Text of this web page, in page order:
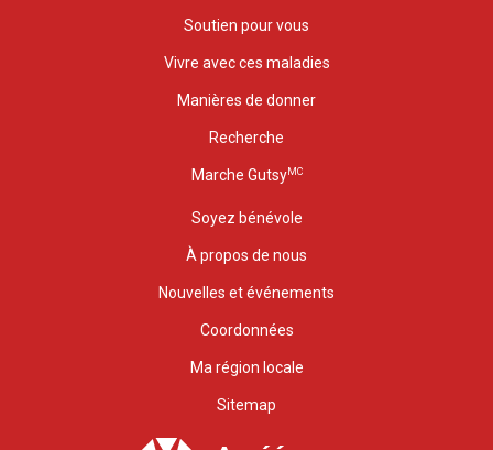
Soutien pour vous
Vivre avec ces maladies
Manières de donner
Recherche
Marche GutsyMC
Soyez bénévole
À propos de nous
Nouvelles et événements
Coordonnées
Ma région locale
Sitemap